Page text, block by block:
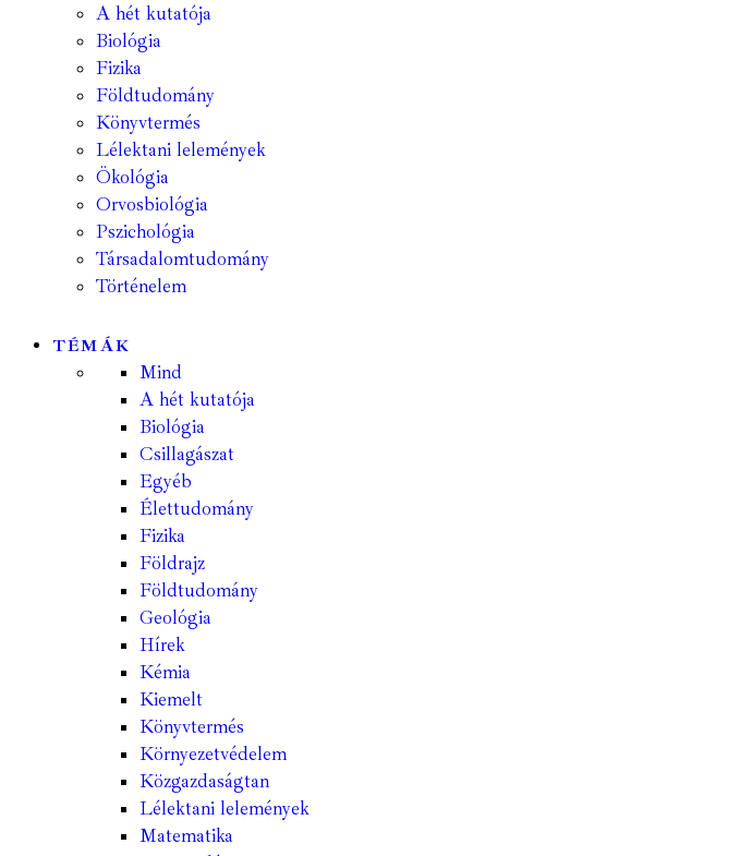
A hét kutatója
Biológia
Fizika
Földtudomány
Könyvtermés
Lélektani lelemények
Ökológia
Orvosbiológia
Pszichológia
Társadalomtudomány
Történelem
TÉMÁK
Mind
A hét kutatója
Biológia
Csillagászat
Egyéb
Élettudomány
Fizika
Földrajz
Földtudomány
Geológia
Hírek
Kémia
Kiemelt
Könyvtermés
Környezetvédelem
Közgazdaságtan
Lélektani lelemények
Matematika